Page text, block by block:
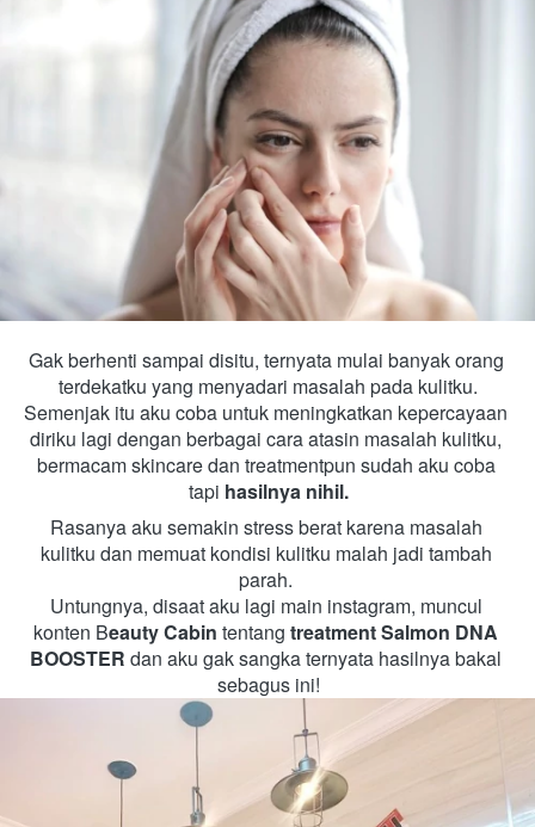
Gak berhenti sampai disitu, ternyata mulai banyak orang
terdekatku yang menyadari masalah pada kulitku.
Semenjak itu aku coba untuk meningkatkan kepercayaan
diriku lagi dengan berbagai cara atasin masalah kulitku,
bermacam skincare dan treatmentpun sudah aku coba
tapi hasilnya nihil.
Rasanya aku semakin stress berat karena masalah
kulitku dan memuat kondisi kulitku malah jadi tambah
parah.
Untungnya, disaat aku lagi main instagram, muncul
konten Beauty Cabin tentang treatment Salmon DNA
BOOSTER dan aku gak sangka ternyata hasilnya bakal
sebagus ini!